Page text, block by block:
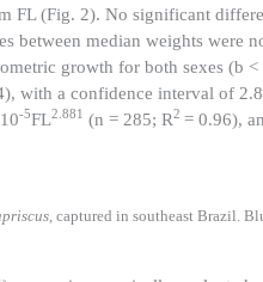
FL (Fig. 2). No significant
between median weights
growth for both sexes (b <
with a confidence interval of
-5FL2.881 (n = 285; R2 = 0.96),
, captured in southeast Brazil.